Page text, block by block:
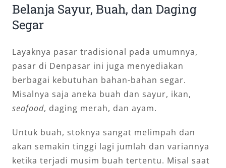
Belanja Sayur, Buah, dan Daging
Segar
Layaknya pasar tradisional pada umumnya,
pasar di Denpasar ini juga menyediakan
berbagai kebutuhan bahan-bahan segar.
Misalnya saja aneka buah dan sayur, ikan,
seafood, daging merah, dan ayam.
Untuk buah, stoknya sangat melimpah dan
akan semakin tinggi lagi jumlah dan variannya
ketika terjadi musim buah tertentu. Misal saat